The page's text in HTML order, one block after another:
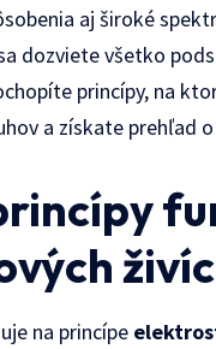
aj široké
dozviete všetko
princípy, na
a získate prehľad
živíc
na princípe